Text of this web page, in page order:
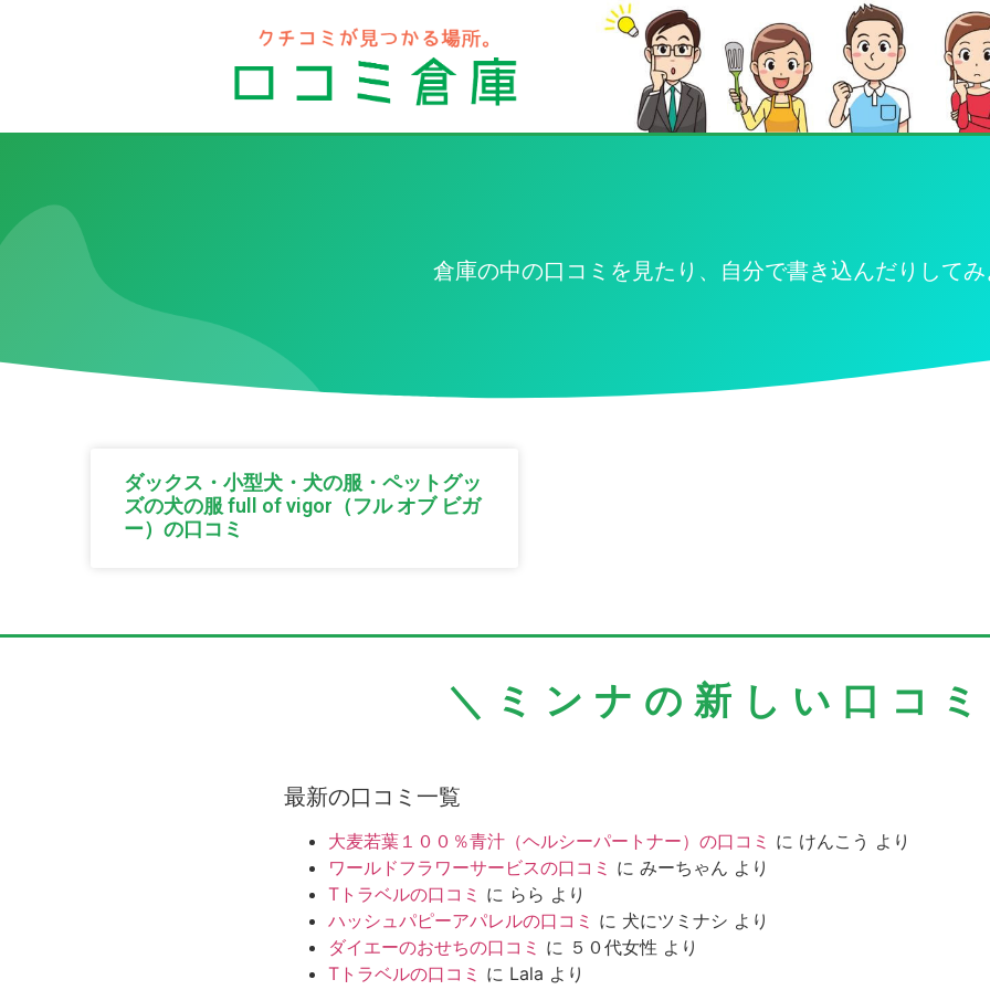
倉庫の中の口コミを見たり、自分で書き込んだりして
ダックス・小型犬・犬の服・ペットグッ
ズの犬の服 full of vigor（フル オブ ビガ
ー）の口コミ
＼ミンナの新しい口コ
最新の口コミ一覧
大麦若葉１００％青汁（ヘルシーパートナー）の口コミ に けんこう より
ワールドフラワーサービスの口コミ に みーちゃん より
Tトラベルの口コミ に らら より
ハッシュパピーアパレルの口コミ に 犬にツミナシ より
ダイエーのおせちの口コミ に ５０代女性 より
Tトラベルの口コミ に Lala より